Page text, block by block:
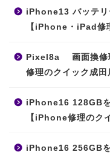
iPhone13 バッテリ
【iPhone・iPad修
Pixel8a 画面換修
修理のクイック成田
iPhone16 128GB
【iPhone修理のク
iPhone16 256GB